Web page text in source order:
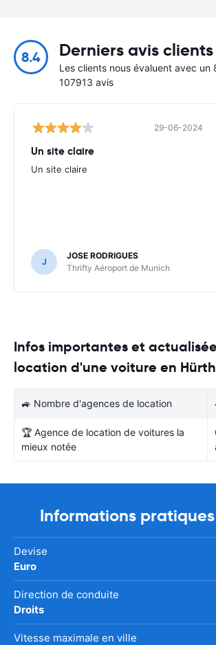
8.4 Derniers avis clients
Les clients nous évaluent avec un
107913 avis
29-06-2024
Un site claire
Un site claire
J
JOSE RODRIGUES
Thrifty Aéroport de Munich
Infos importantes et
location d'une voiture en Hürth
🚙 Nombre d'agences de location
🏆 Agence de location de voitures la
mieux notée
Informations pratiques
Devise
Euro
Direction de conduite
Droits
Vitesse maximale en ville